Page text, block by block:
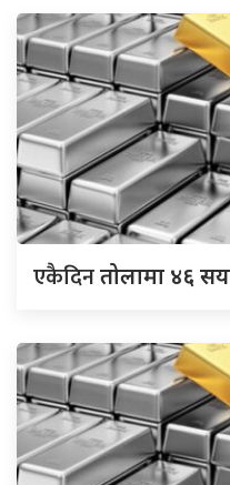
एकैदिनतोलामा ४६